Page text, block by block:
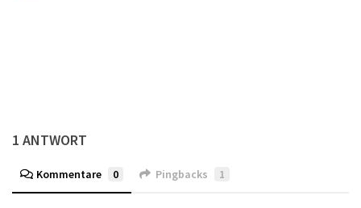
1 ANTWORT
Kommentare 0 Pingbacks 1